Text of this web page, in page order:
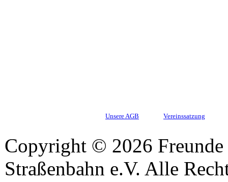
Unsere AGB Vereinssatzung
Copyright © 2026
Straßenbahn e.V. Alle